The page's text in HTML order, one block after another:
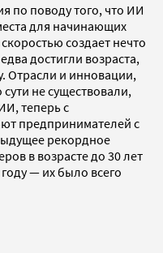
по поводу того, что ИИ
для начинающих
создает нечто
достигли возраста,
Отрасли и инновации,
не существовали,
теперь с
предпринимателей с
рекордное
в возрасте до 30 лет
— их было всего